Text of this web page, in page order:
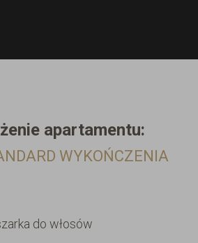
apartamentu:
WYKOŃCZENIA
do włosów